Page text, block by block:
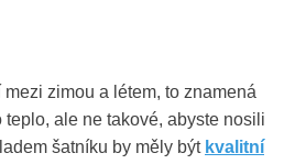
zimou a létem, to znamená
ale ne takové, abyste nosili
šatníku by měly být kvalitní